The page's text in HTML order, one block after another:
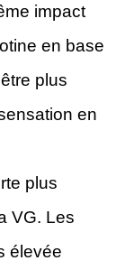
impact
en base
plus
en
plus
VG. Les
élevée